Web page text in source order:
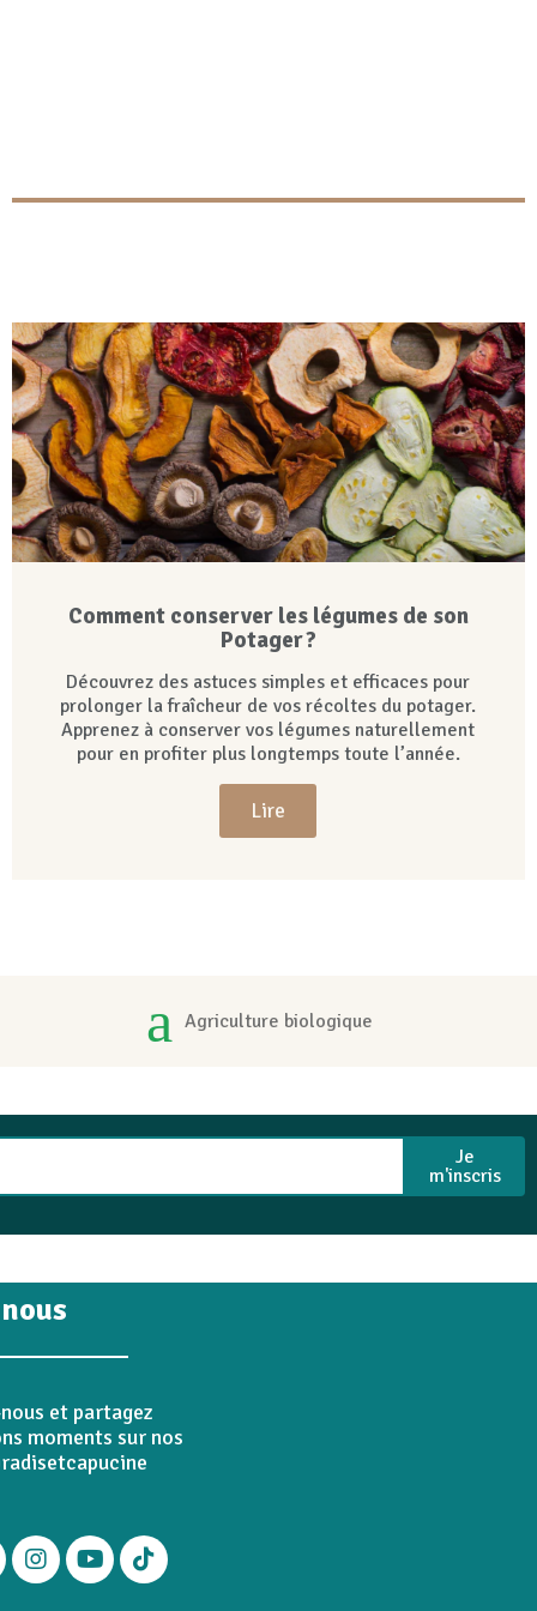
Comment conserver les légumes de son
Potager ?
Découvrez des astuces simples et efficaces pour
prolonger la fraîcheur de vos récoltes du potager.
Apprenez à conserver vos légumes naturellement
pour en profiter plus longtemps toute l’année.
Lire
Agriculture biologique
Je
m'inscris
et partagez
moments sur nos